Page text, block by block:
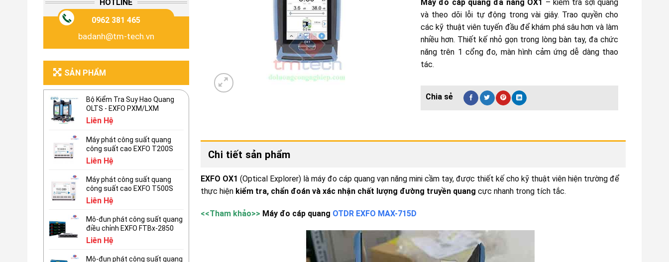
Máy đo cáp quang đa năng OX1 – kiểm tra sợi quang
và theo dõi lỗi tự động trong vài giây. Trao quyền cho
các kỹ thuật viên tuyến đầu để khám phá sâu hơn và làm
nhiều hơn. Thiết kế nhỏ gọn trong lòng bàn tay, đa chức
năng trên 1 cổng đo, màn hình cảm ứng dễ dàng thao
tác.
Chi tiết sản phẩm
EXFO OX1 (Optical Explorer) là máy đo cáp quang vạn năng mini cầm tay, được thiết kế cho kỹ thuật viên hiện trường để
thực hiện kiểm tra, chẩn đoán và xác nhận chất lượng đường truyền quang cực nhanh trong tích tắc.
<<Tham khảo>> Máy đo cáp quang OTDR EXFO MAX-715D
HOTLINE
0962 381 465
badanh@tm-tech.vn
SẢN PHẨM
Bộ Kiểm Tra Suy Hao Quang
OLTS - EXFO PXM/LXM
Liên Hệ
Máy phát công suất quang
công suất cao EXFO T200S
Liên Hệ
Máy phát công suất quang
công suất cao EXFO T500S
Liên Hệ
Mô-đun phát công suất quang
điều chỉnh EXFO FTBx-2850
Liên Hệ
Mô-đun phát công suất quang